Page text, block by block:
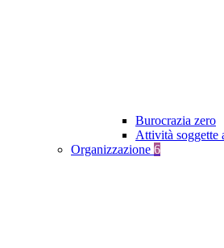
Burocrazia zero
Attività soggette
Organizzazione 6